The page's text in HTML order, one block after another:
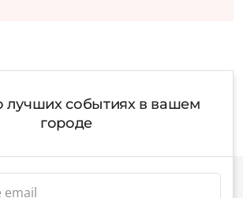
лучших событиях в вашем
городе